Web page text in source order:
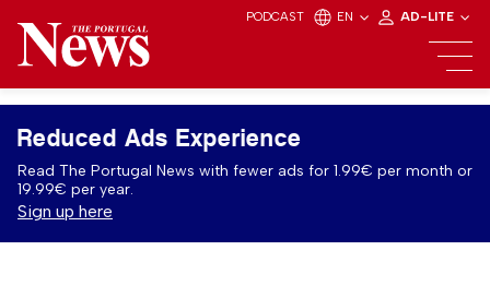
PODCAST EN AD-LITE
Reduced Ads Experience
Read The Portugal News with fewer ads for 1.99€ per month or
19.99€ per year.
Sign up here